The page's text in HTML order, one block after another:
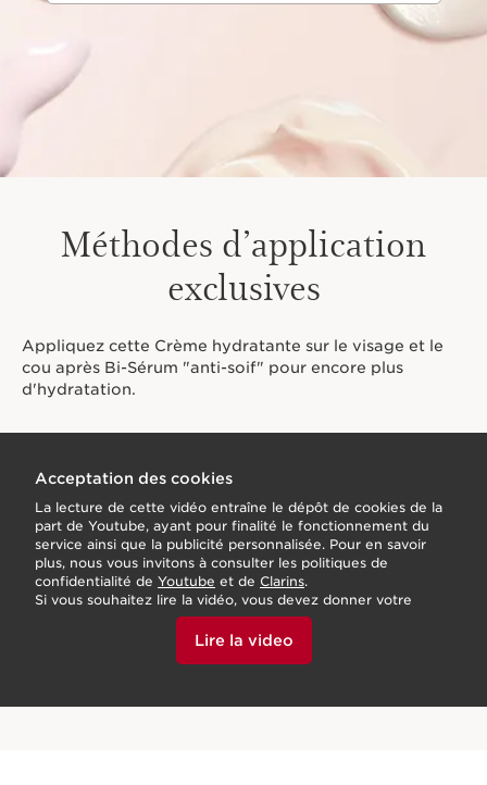
Méthodes d’application
exclusives
Appliquez cette Crème hydratante sur le visage et le
cou après Bi-Sérum "anti-soif" pour encore plus
d'hydratation.
Acceptation des cookies
La lecture de cette vidéo entraîne le dépôt de cookies de la
part de Youtube, ayant pour finalité le fonctionnement du
service ainsi que la publicité personnalisée. Pour en savoir
plus, nous vous invitons à consulter les politiques de
confidentialité de Youtube et de Clarins.
Si vous souhaitez lire la vidéo, vous devez donner votre
accord en cliquant ci-dessous.
Lire la video